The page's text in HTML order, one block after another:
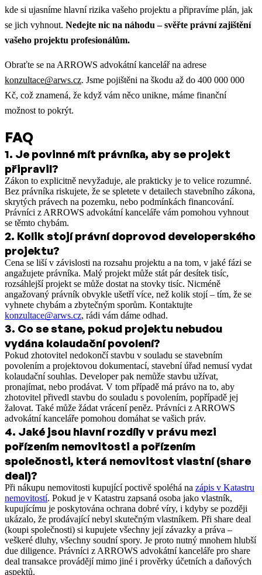
kde si ujasníme hlavní rizika vašeho projektu a připravíme plán, jak
se jich vyhnout. Nedejte nic na náhodu – svěřte právní zajištění
vašeho projektu profesionálům.
Obraťte se na ARROWS advokátní kancelář na adrese
konzultace@arws.cz. Jsme pojištěni na škodu až do 400 000 000
Kč, což znamená, že když vám něco unikne, máme finanční
možnost to pokrýt.
FAQ
1. Je povinné mít právníka, aby se projekt
připravil?
Zákon to explicitně nevyžaduje, ale prakticky je to velice rozumné.
Bez právníka riskujete, že se spletete v detailech stavebního zákona,
skrytých právech na pozemku, nebo podmínkách financování.
Právníci z ARROWS advokátní kanceláře vám pomohou vyhnout
se těmto chybám.
2. Kolik stojí právní doprovod developerského
projektu?
Cena se liší v závislosti na rozsahu projektu a na tom, v jaké fázi se
angažujete právníka. Malý projekt může stát pár desítek tisíc,
rozsáhlejší projekt se může dostat na stovky tisíc. Nicméně
angažovaný právník obvykle ušetří více, než kolik stojí – tím, že se
vyhnete chybám a zbytečným sporům. Kontaktujte
konzultace@arws.cz, rádi vám dáme odhad.
3. Co se stane, pokud projektu nebudou
vydána kolaudační povolení?
Pokud zhotovitel nedokončí stavbu v souladu se stavebním
povolením a projektovou dokumentací, stavební úřad nemusí vydat
kolaudační souhlas. Developer pak nemůže stavbu užívat,
pronajímat, nebo prodávat. V tom případě má právo na to, aby
zhotovitel přivedl stavbu do souladu s povolením, popřípadě jej
žalovat. Také může žádat vrácení peněz. Právníci z ARROWS
advokátní kanceláře pomohou domáhat se vašich práv.
4. Jaké jsou hlavní rozdíly v právu mezi
pořízením nemovitosti a pořízením
společnosti, která nemovitost vlastní (share
deal)?
Při nákupu nemovitosti kupující poctivě spoléhá na zápis v Katastru
nemovitostí. Pokud je v Katastru zapsaná osoba jako vlastník,
kupujícímu je poskytována ochrana dobré víry, i kdyby se později
ukázalo, že prodávající nebyl skutečným vlastníkem. Při share deal
(koupi společnosti) si kupujete všechny její závazky a práva –
veškeré dluhy, všechny soudní spory. Je proto nutný mnohem hlubší
due diligence. Právníci z ARROWS advokátní kanceláře pro share
deal transakce provádějí mimo jiné i prověrky účetních a daňových
aspektů.